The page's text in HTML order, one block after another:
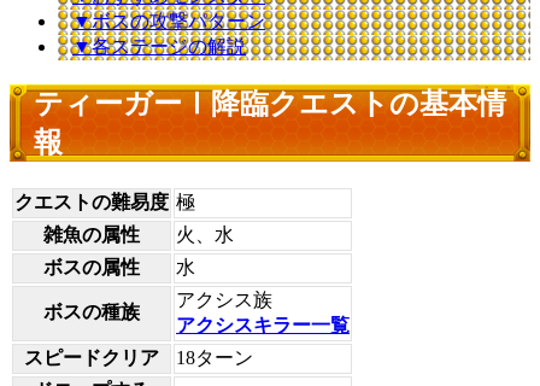
▼ボスの攻撃パターン
▼各ステージの解説
ティーガーⅠ降臨クエストの基本情
報
クエストの難易度 極
雑魚の属性
火、水
ボスの属性
水
ボスの種族
アクシス族
アクシスキラー一覧
スピードクリア
18ターン